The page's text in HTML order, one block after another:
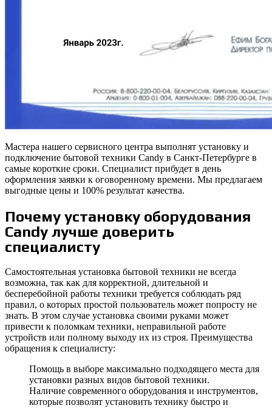
Мастера нашего сервисного центра выполнят установку и
подключение бытовой техники Candy в Санкт-Петербурге в
самые короткие сроки. Специалист прибудет в день
оформления заявки к оговоренному времени. Мы предлагаем
выгодные цены и 100% результат качества.
Почему установку оборудования
Candy лучше доверить
специалисту
Самостоятельная установка бытовой техники не всегда
возможна, так как для корректной, длительной и
бесперебойной работы техники требуется соблюдать ряд
правил, о которых простой пользователь может попросту не
знать. В этом случае установка своими руками может
привести к поломкам техники, неправильной работе
устройств или полному выходу их из строя. Преимущества
обращения к специалисту:
Помощь в выборе максимально подходящего места для
установки разных видов бытовой техники.
Наличие современного оборудования и инструментов,
которые позволят установить технику быстро и